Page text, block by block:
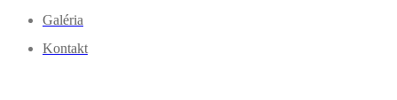
Galéria
Kontakt